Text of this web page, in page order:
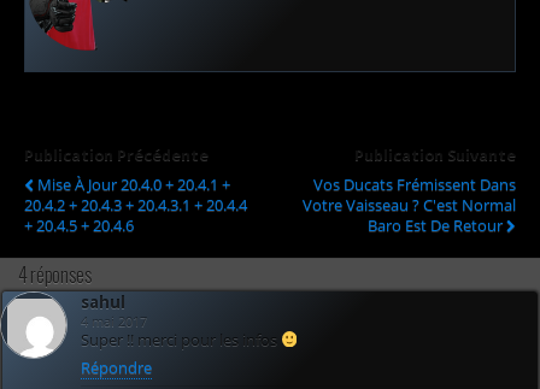
Publication Précédente
Mise À Jour 20.4.0 + 20.4.1 +
20.4.2 + 20.4.3 + 20.4.3.1 + 20.4.4
+ 20.4.5 + 20.4.6
Publication Suivante
Vos Ducats Frémissent Dans
Votre Vaisseau ? C'est Normal
Baro Est De Retour
4 réponses
sahul
4 mai 2017
Super !! merci pour les infos
Répondre